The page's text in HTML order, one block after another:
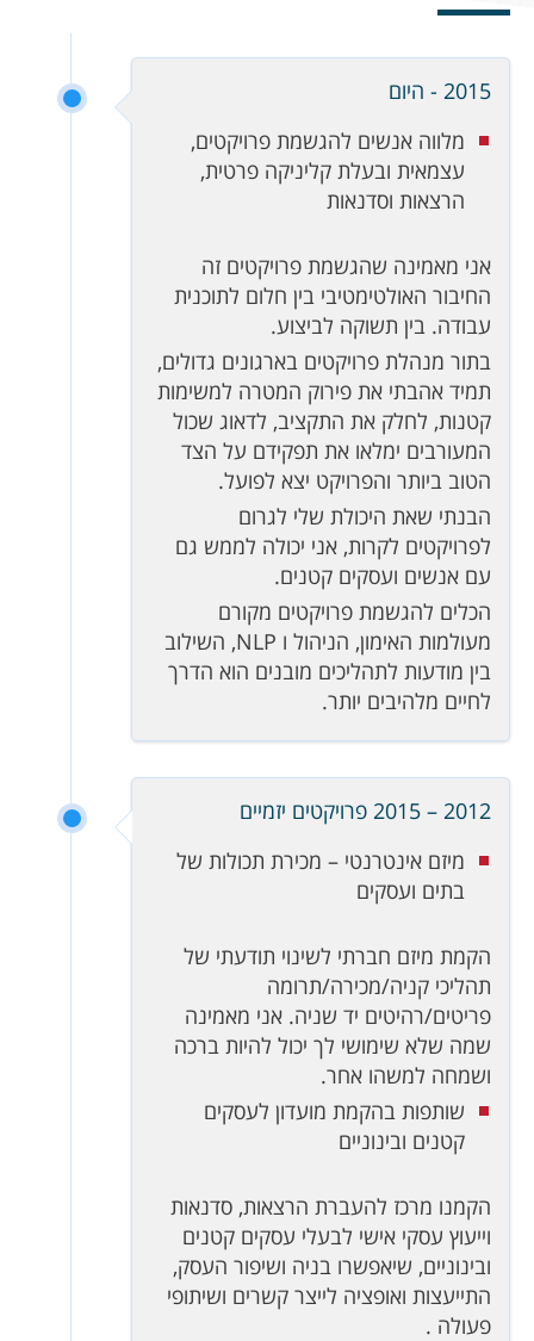
2015 - היום
מלווה אנשים להגשמת פרויקטים,
עצמאית ובעלת קליניקה פרטית,
הרצאות וסדנאות
אני מאמינה שהגשמת פרויקטים זה
החיבור האולטימטיבי בין חלום לתוכנית
עבודה. בין תשוקה לביצוע.
בתור מנהלת פרויקטים בארגונים גדולים,
תמיד אהבתי את פירוק המטרה למשימות
קטנות, לחלק את התקציב, לדאוג שכול
המעורבים ימלאו את תפקידם על הצד
הטוב ביותר והפרויקט יצא לפועל.
הבנתי שאת היכולת שלי לגרום
לפרויקטים לקרות, אני יכולה לממש גם
עם אנשים ועסקים קטנים.
הכלים להגשמת פרויקטים מקורם
מעולמות האימון, הניהול ו NLP, השילוב
בין מודעות לתהליכים מובנים הוא הדרך
לחיים מלהיבים יותר.
2012 – 2015 פרויקטים יזמיים
מיזם אינטרנטי – מכירת תכולות של
בתים ועסקים
הקמת מיזם חברתי לשינוי תודעתי של
תהליכי קניה/מכירה/תרומה
פריטים/רהיטים יד שניה. אני מאמינה
שמה שלא שימושי לך יכול להיות ברכה
ושמחה למשהו אחר.
שותפות בהקמת מועדון לעסקים
קטנים ובינוניים
הקמנו מרכז להעברת הרצאות, סדנאות
וייעוץ עסקי אישי לבעלי עסקים קטנים
ובינוניים, שיאפשרו בניה ושיפור העסק,
התייעצות ואופציה לייצר קשרים ושיתופי
פעולה .